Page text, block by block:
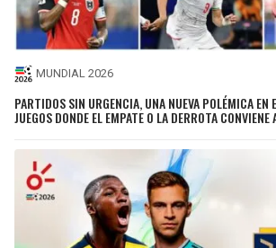
MUNDIAL 2026
PARTIDOS SIN URGENCIA, UNA NUEVA POLÉMICA EN
JUEGOS DONDE EL EMPATE O LA DERROTA CONVIENE